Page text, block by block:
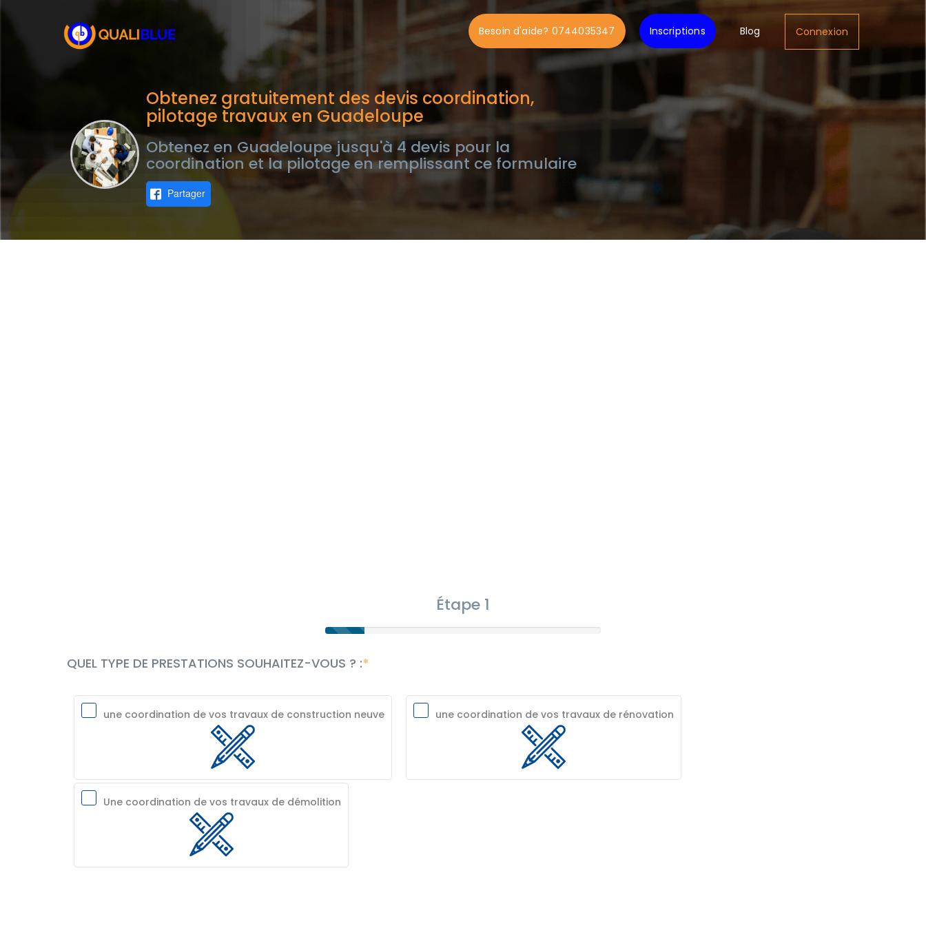
Besoin d'aide? 0744035347 Inscriptions Blog Connexion
Obtenez gratuitement des devis coordination,
pilotage travaux en Guadeloupe
Obtenez en Guadeloupe jusqu'à 4 devis pour la
coordination et la pilotage en remplissant ce formulaire
Partager
Étape 1
QUEL TYPE DE PRESTATIONS SOUHAITEZ-VOUS ? :
une coordination de vos travaux de construction neuve une coordination de vos travaux de rénovation
Une coordination de vos travaux de démolition